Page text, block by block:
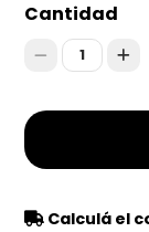
Cantidad
1
Calculá el